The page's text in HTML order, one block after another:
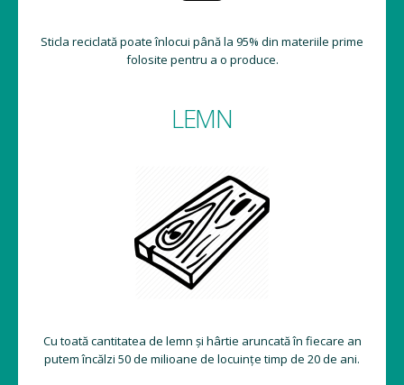
Sticla reciclată poate înlocui până la 95% din materiile prime
folosite pentru a o produce.
LEMN
Cu toată cantitatea de lemn și hârtie aruncată în fiecare an
putem încălzi 50 de milioane de locuințe timp de 20 de ani.